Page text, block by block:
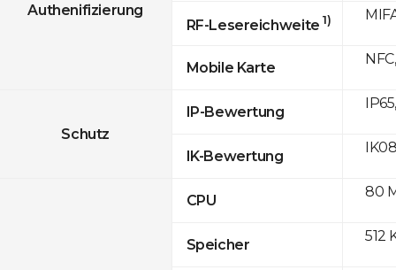
Authenifizierung
RF-Lesereichweite 1)
Mobile Karte
Schutz
IP-Bewertung
IK-Bewertung
CPU
Speicher
80
512